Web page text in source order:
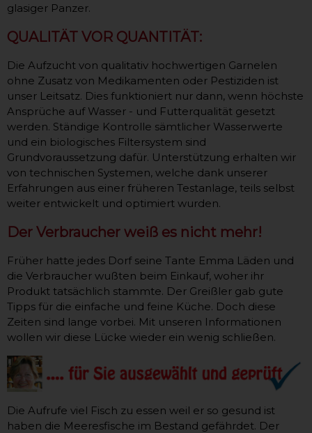
glasiger Panzer.
QUALITÄT VOR QUANTITÄT:
Die Aufzucht von qualitativ hochwertigen Garnelen
ohne Zusatz von Medikamenten oder Pestiziden ist
unser Leitsatz. Dies funktioniert nur dann, wenn höchste
Ansprüche auf Wasser - und Futterqualität gesetzt
werden. Ständige Kontrolle sämtlicher Wasserwerte
und ein biologisches Filtersystem sind
Grundvoraussetzung dafür. Unterstützung erhalten wir
von technischen Systemen, welche dank unserer
Erfahrungen aus einer früheren Testanlage, teils selbst
weiter entwickelt und optimiert wurden.
Der Verbraucher weiß es nicht mehr!
Früher hatte jedes Dorf seine Tante Emma Läden und
die Verbraucher wußten beim Einkauf, woher ihr
Produkt tatsächlich stammte. Der Greißler gab gute
Tipps für die einfache und feine Küche. Doch diese
Zeiten sind lange vorbei. Mit unseren Informationen
wollen wir diese Lücke wieder ein wenig schließen.
Die Aufrufe viel Fisch zu essen weil er so gesund ist
haben die Meeresfische im Bestand gefährdet. Der